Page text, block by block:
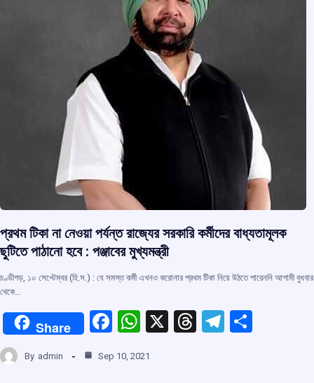
প্রথম টিকা না নেওয়া পর্যন্ত রাজ্যের সরকারি কর্মীদের বাধ্যতামূলক
ছুটিতে পাঠানো হবে : পঞ্জাবের মুখ্যমন্ত্রী
চণ্ডীগড়, ১০ সেপ্টেম্বর (হি.স.) : যে সমস্ত কর্মী এখনও করোনার প্রথম টিকা নিয়ে উঠতে পারেননি আগামী বুধবার
থেকে…
Share
F
ce
W
at
X
T
T
By admin Sep 10, 2021